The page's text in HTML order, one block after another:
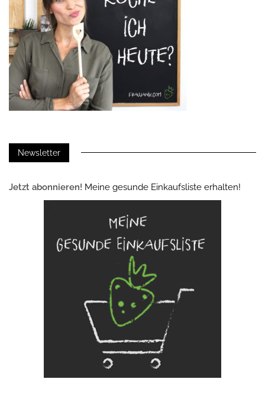
Newsletter
Jetzt abonnieren! Meine gesunde Einkaufsliste erhalten!